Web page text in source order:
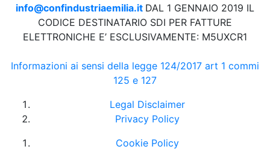
info@confindustriaemilia.it DAL 1 GENNAIO 2019 IL
CODICE DESTINATARIO SDI PER FATTURE
ELETTRONICHE E’ ESCLUSIVAMENTE: M5UXCR1
Informazioni ai sensi della legge 124/2017 art 1 commi
125 e 127
Legal Disclaimer
Privacy Policy
Cookie Policy